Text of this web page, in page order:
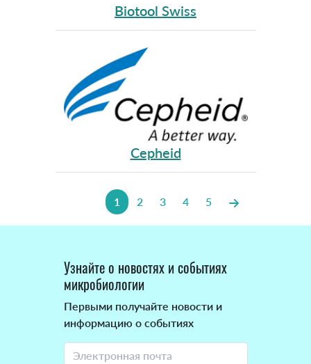
Biotool Swiss
Cepheid
1 2 3 4 5
Узнайте о новостях и событиях
микробиологии
Первыми получайте новости и
информацию о событиях